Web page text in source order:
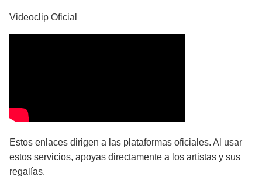
Videoclip Oficial
Estos enlaces dirigen a las plataformas oficiales. Al usar
estos servicios, apoyas directamente a los artistas y sus
regalías.